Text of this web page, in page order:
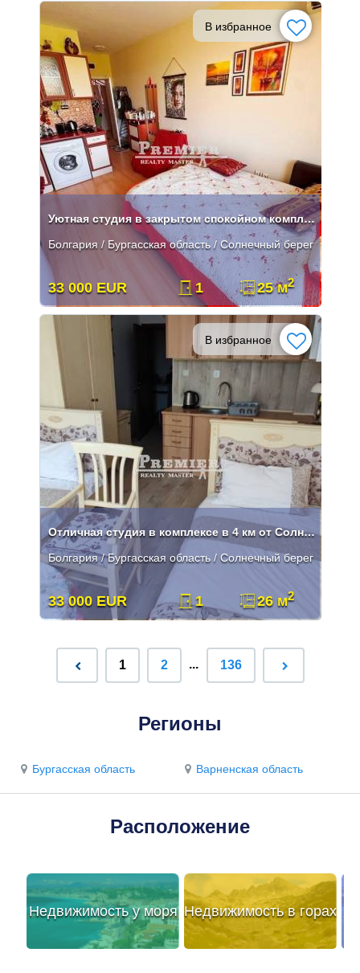
В избранное
Уютная студия в закрытом спокойном комплексе с прекрасным видом из окн
Болгария / Бургасская область / Солнечный берег
33 000 EUR 1 25 м2
В избранное
Отличная студия в комплексе в 4 км от Солнечного Берега
Болгария / Бургасская область / Солнечный берег
33 000 EUR 1 26 м2
1 2 ... 136
Регионы
Бургасская область Варненская область
Расположение
Недвижимость у моря Недвижимость в горах